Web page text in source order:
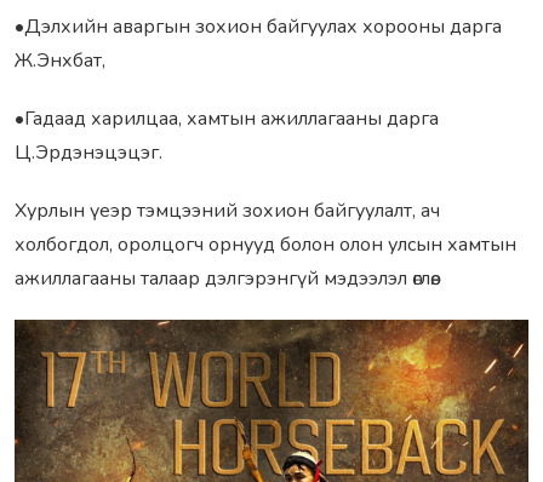
•Дэлхийн аваргын зохион байгуулах хорооны дарга
Ж.Энхбат,
•Гадаад харилцаа, хамтын ажиллагааны дарга
Ц.Эрдэнэцэцэг.
Хурлын үеэр тэмцээний зохион байгуулалт, ач
холбогдол, оролцогч орнууд болон олон улсын хамтын
ажиллагааны талаар дэлгэрэнгүй мэдээлэл өглөө.